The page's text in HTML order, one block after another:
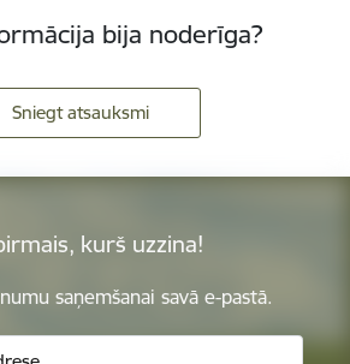
bija noderīga?
Sniegt atsauksmi
kurš uzzina!
saņemšanai savā e-pastā.